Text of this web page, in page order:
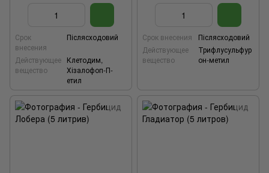
Срок
внесения
Післясходовий
Действующее
вещество
Клетодим,
Хізалофоп-П-
етил
Срок внесения
Післясходовий
Действующее
вещество
Трифлусульфур
он-метил